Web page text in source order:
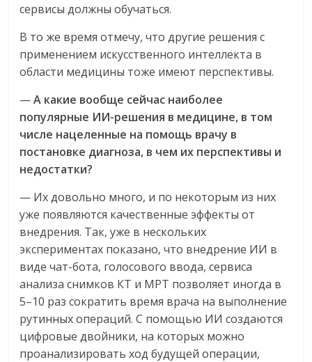
сервисы должны обучаться.
В то же время отмечу, что другие решения с
применением искусственного интеллекта в
области медицины тоже имеют перспективы.
—А какие вообще сейчас наиболее
популярные ИИ-решения в медицине, в том
числе нацеленные на помощь врачу в
постановке диагноза, в чем их перспективы и
недостатки?
— Их довольно много, и по некоторым из них
уже появляются качественные эффекты от
внедрения. Так, уже в нескольких
экспериментах показано, что внедрение ИИ в
виде чат-бота, голосового ввода, сервиса
анализа снимков КТ и МРТ позволяет иногда в
5–10 раз сократить время врача на выполнение
рутинных операций. С помощью ИИ создаются
цифровые двойники, на которых можно
проанализировать ход будущей операции,